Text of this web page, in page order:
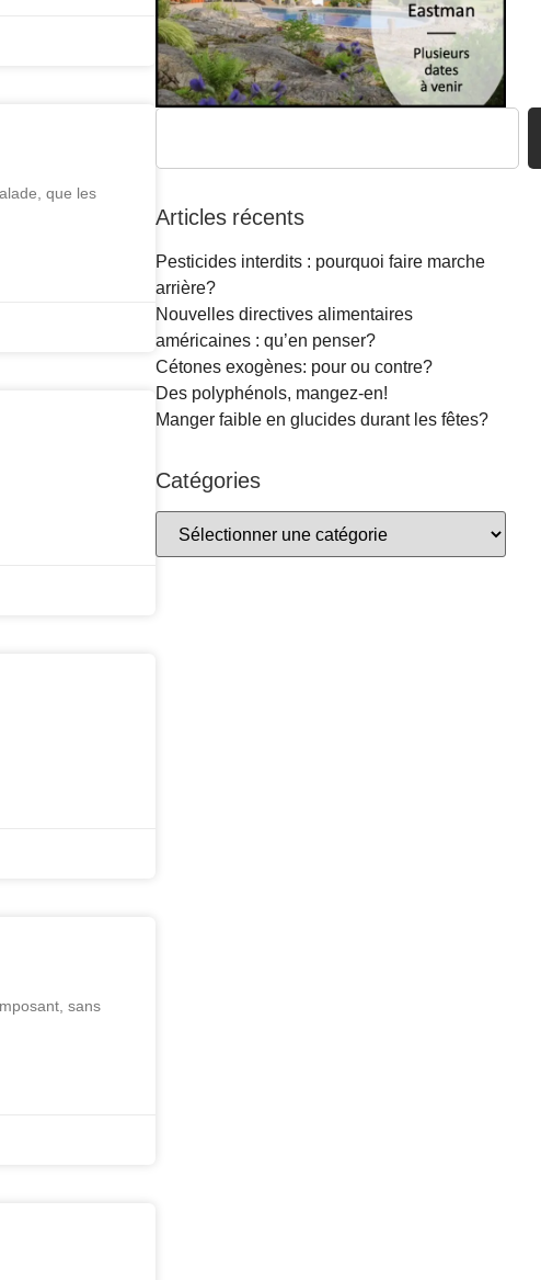
que les
sans
Articles récents
Pesticides interdits : pourquoi faire marche
arrière?
Nouvelles directives alimentaires
américaines : qu’en penser?
Cétones exogènes: pour ou contre?
Des polyphénols, mangez-en!
Manger faible en glucides durant les fêtes?
Catégories